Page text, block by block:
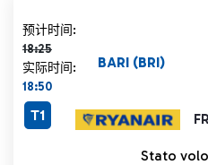
预计时间:
18:25
计划时间 18:25 删除线
实际时间:
18:50
BARI (BRI)
T1
Stato